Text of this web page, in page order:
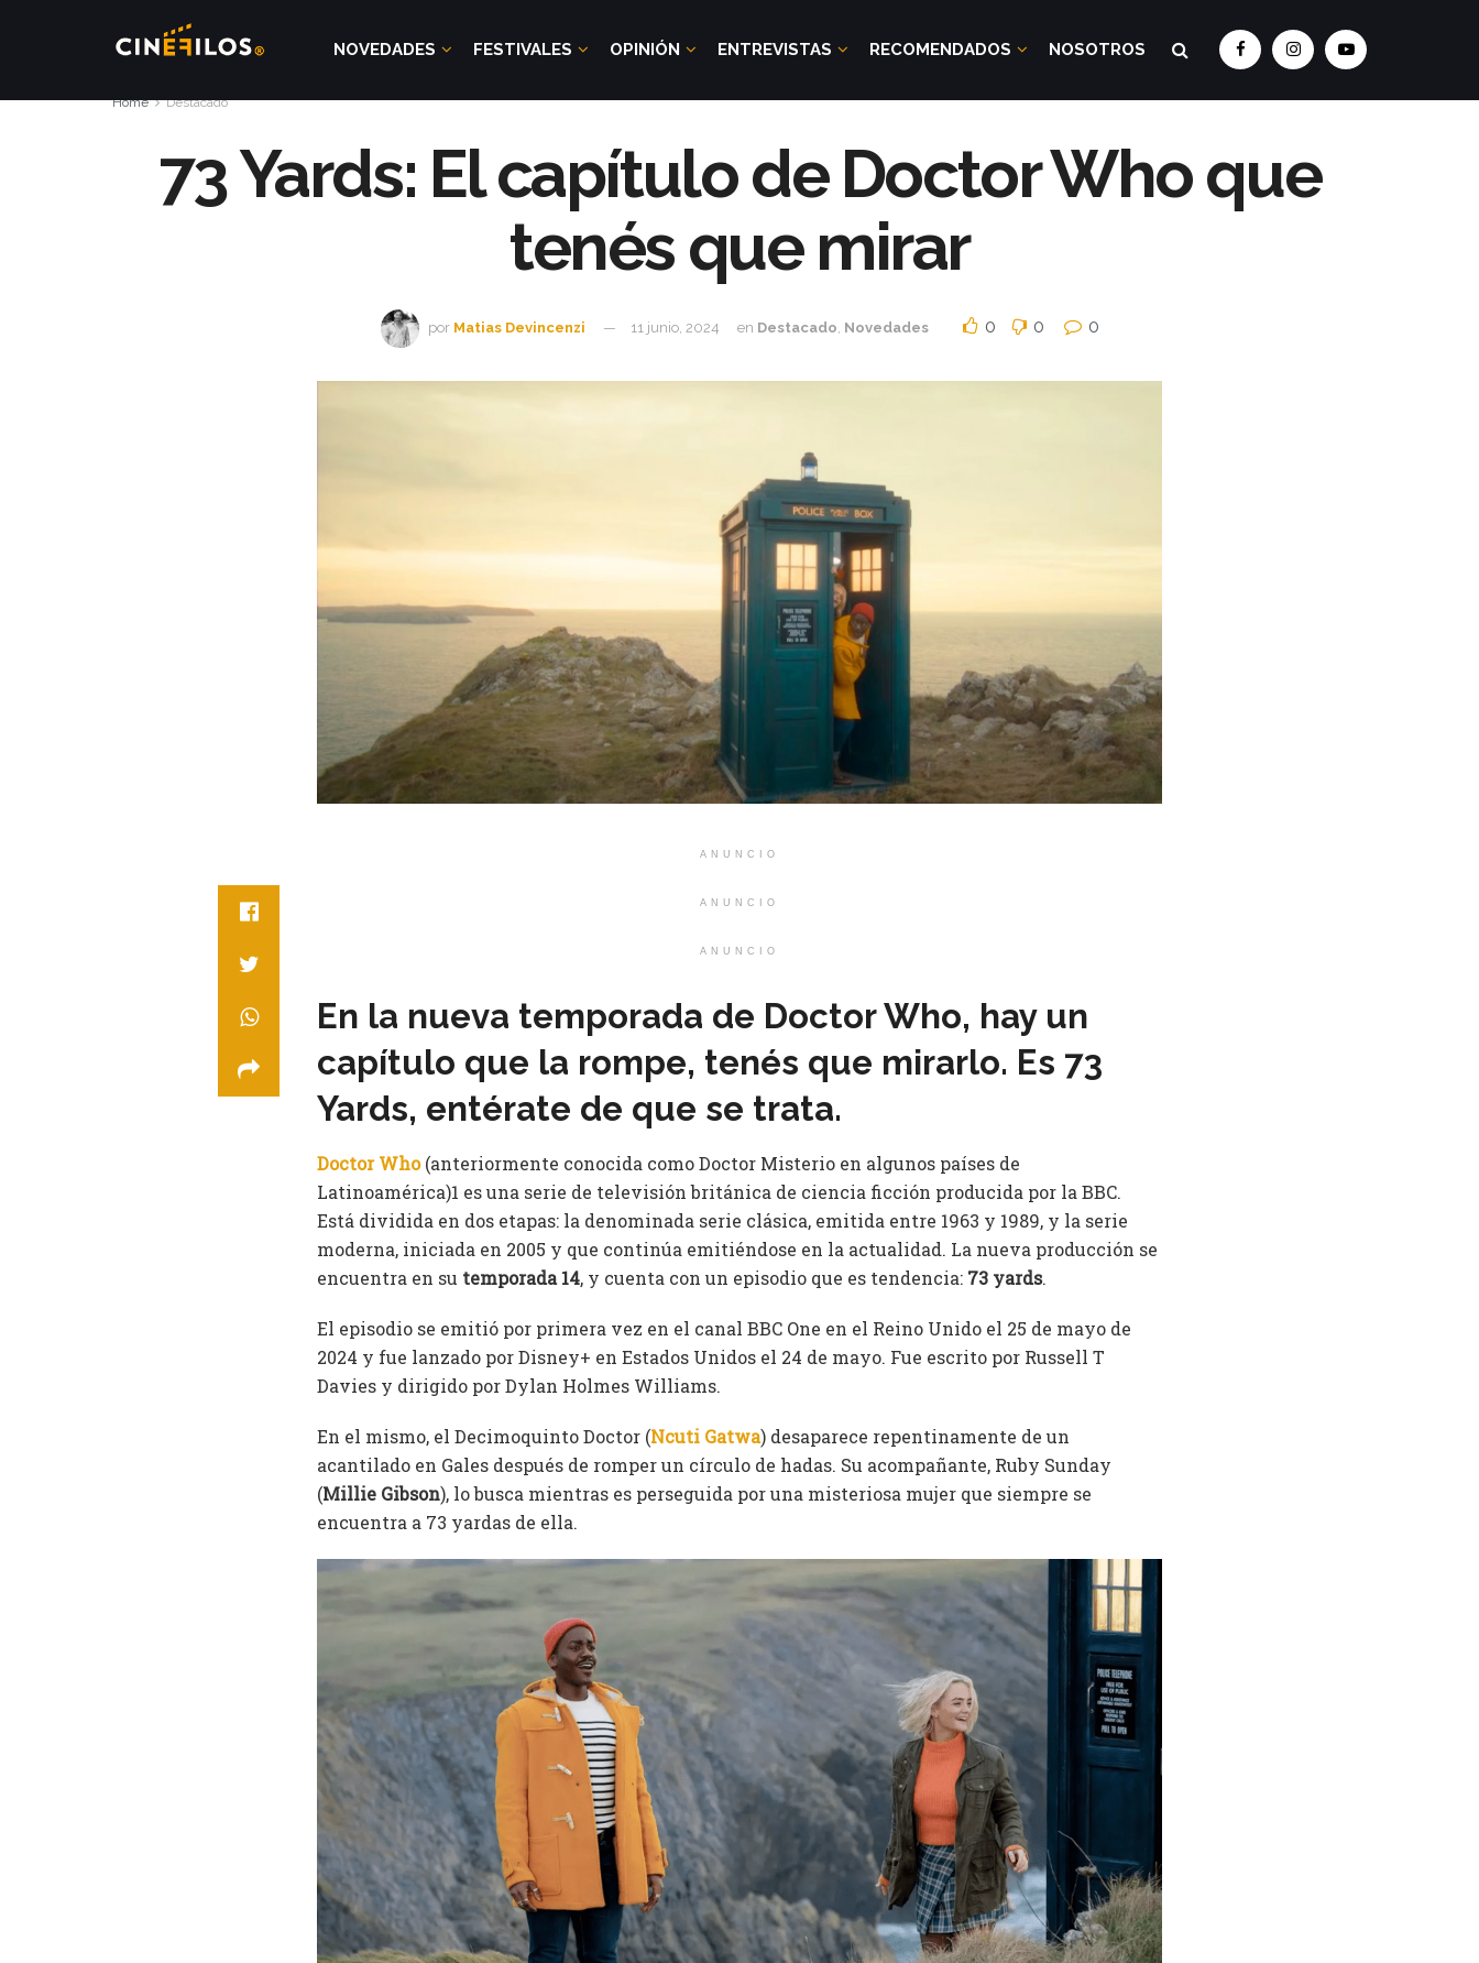
NOVEDADES FESTIVALES OPINIÓN ENTREVISTAS RECOMENDADOS NOSOTROS
Home Destacado
73 Yards: El capítulo de Doctor Who que
tenés que mirar
por Matias Devincenzi 11 junio, 2024 en Destacado Novedades 0 0 0
ANUNCIO
ANUNCIO
ANUNCIO
En la nueva temporada de Doctor Who, hay un
capítulo que la rompe, tenés que mirarlo. Es 73
Yards, entérate de que se trata.
Doctor Who (anteriormente conocida como Doctor Misterio en algunos países de
Latinoamérica)1​ es una serie de televisión británica de ciencia ficción producida por la BBC.
Está dividida en dos etapas: la denominada serie clásica, emitida entre 1963 y 1989, y la serie
moderna, iniciada en 2005 y que continúa emitiéndose en la actualidad. La nueva producción se
encuentra en su temporada 14, y cuenta con un episodio que es tendencia: 73 yards.
El episodio se emitió por primera vez en el canal BBC One en el Reino Unido el 25 de mayo de
2024 y fue lanzado por Disney+ en Estados Unidos el 24 de mayo. Fue escrito por Russell T
Davies y dirigido por Dylan Holmes Williams.
En el mismo, el Decimoquinto Doctor (Ncuti Gatwa) desaparece repentinamente de un
acantilado en Gales después de romper un círculo de hadas. Su acompañante, Ruby Sunday
(Millie Gibson), lo busca mientras es perseguida por una misteriosa mujer que siempre se
encuentra a 73 yardas de ella.